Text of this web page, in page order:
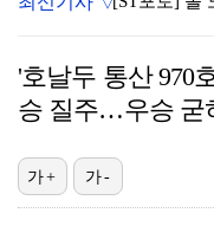
[ST포토] 홍
[ST포토] 박
'호날두 통산 970
승 질주…우승 굳
가+ 가-